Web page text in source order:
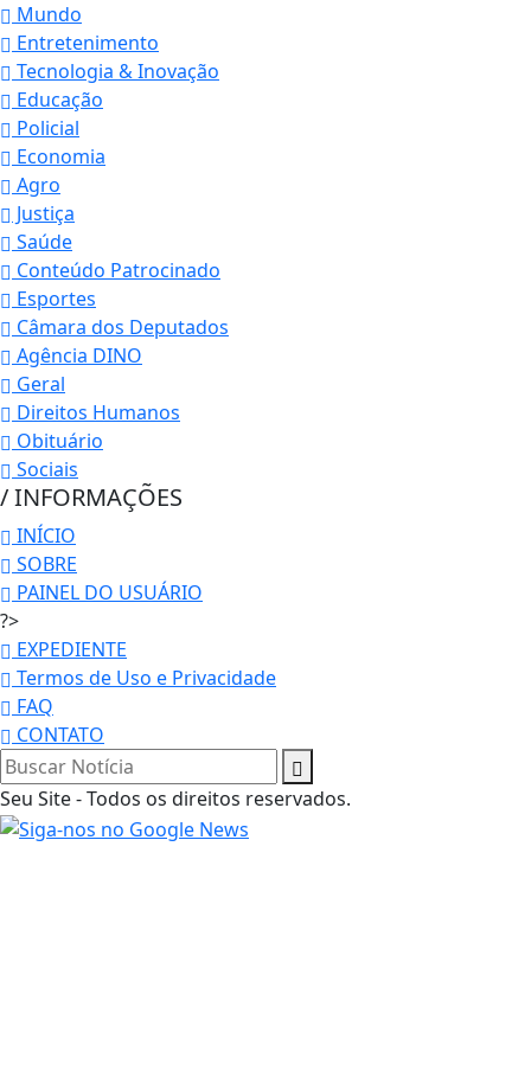
Mundo
Entretenimento
Tecnologia & Inovação
Educação
Policial
Economia
Agro
Justiça
Saúde
Conteúdo Patrocinado
Esportes
Câmara dos Deputados
Agência DINO
Geral
Direitos Humanos
Obituário
Sociais
/ INFORMAÇÕES
INÍCIO
SOBRE
PAINEL DO USUÁRIO
?>
EXPEDIENTE
Termos de Uso e Privacidade
FAQ
CONTATO
Seu Site - Todos os direitos reservados.